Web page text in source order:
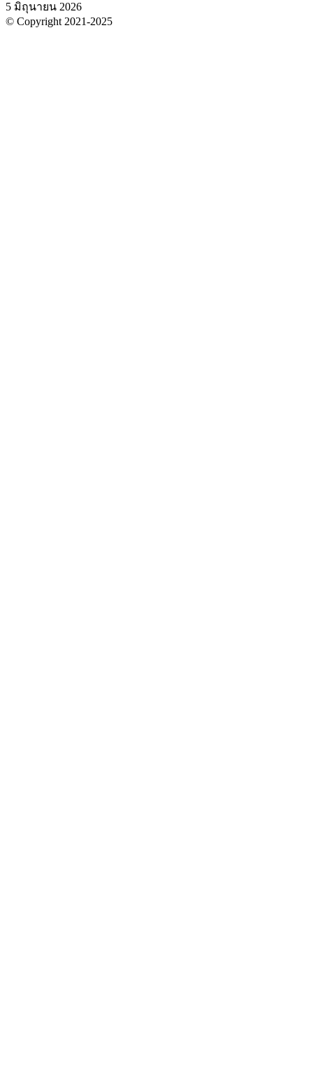
5 มิถุนายน 2026
© Copyright 2021-2025